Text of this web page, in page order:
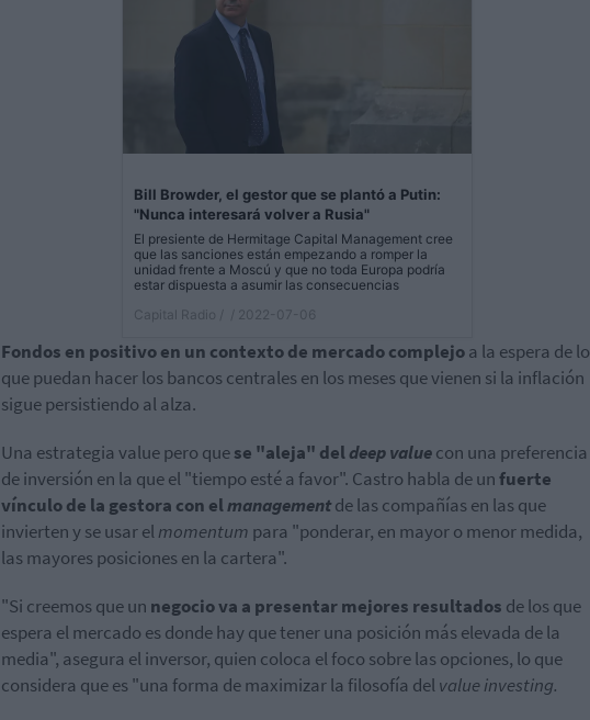
Bill Browder, el gestor que se plantó a Putin:
"Nunca interesará volver a Rusia"
El presiente de Hermitage Capital Management cree
que las sanciones están empezando a romper la
unidad frente a Moscú y que no toda Europa podría
estar dispuesta a asumir las consecuencias
Capital Radio /
/ 2022-07-06
Fondos en positivo en un contexto de mercado complejoa la espera de lo
que puedan hacer los bancos centrales en los meses que vienen si la inflación
sigue persistiendo al alza.
Una estrategia value pero quese "aleja" deldeep valuecon una preferencia
de inversión en la que el "tiempo esté a favor". Castro habla de unfuerte
vínculo de la gestora con elmanagementde las compañías en las que
invierteny se usar elmomentum para "ponderar, en mayor o menor medida,
las mayores posiciones en la cartera".
"Si creemos que un negocio va a presentar mejores resultados de los que
espera el mercado es donde hay que tener una posición más elevada de la
media", asegura el inversor, quien coloca el foco sobre las opciones, lo que
considera que es "una forma de maximizar la filosofía delvalue investing.